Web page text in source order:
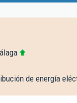
de energía